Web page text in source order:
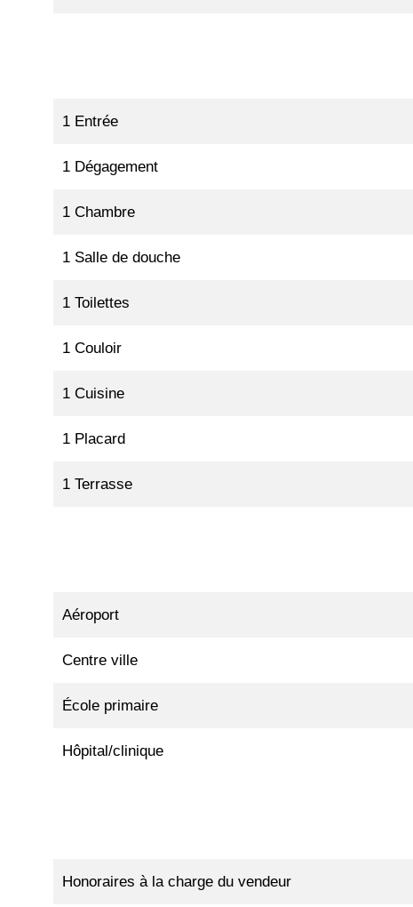
1 Entrée
1 Dégagement
1 Chambre
1 Salle de douche
1 Toilettes
1 Couloir
1 Cuisine
1 Placard
1 Terrasse
Aéroport
Centre ville
École primaire
Hôpital/clinique
Honoraires à la charge du vendeur